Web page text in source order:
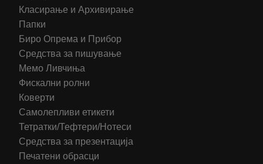
Класирање и Архивирање
Папки
Биро Опрема и Прибор
Средства за пишување
Мемо Ливчиња
Фискални ролни
Коверти
Самолепливи етикети
Тетратки/Тефтери/Нотеси
Средства за презентација
Печатени обрасци